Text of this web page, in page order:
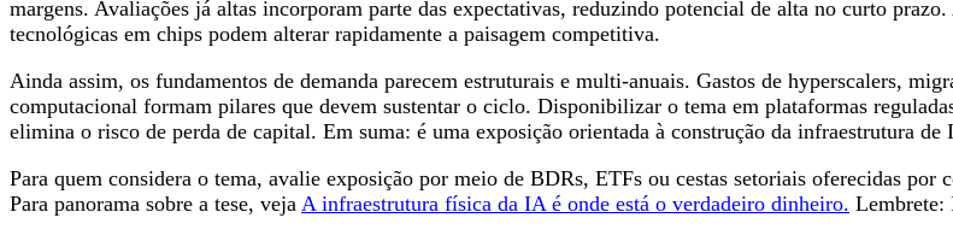
margens. Avaliações já altas incorporam parte das expectativas, reduzindo potencial de alta no curto
tecnológicas em chips podem alterar rapidamente a paisagem competitiva.
Ainda assim, os fundamentos de demanda parecem estruturais e multi-anuais. Gastos de hyperscalers,
computacional formam pilares que devem sustentar o ciclo. Disponibilizar o tema em plataformas
elimina o risco de perda de capital. Em suma: é uma exposição orientada à construção da infraestrutura
Para quem considera o tema, avalie exposição por meio de BDRs, ETFs ou cestas setoriais oferecidas
Para panorama sobre a tese, veja A infraestrutura física da IA é onde está o verdadeiro dinheiro. Lembrete: